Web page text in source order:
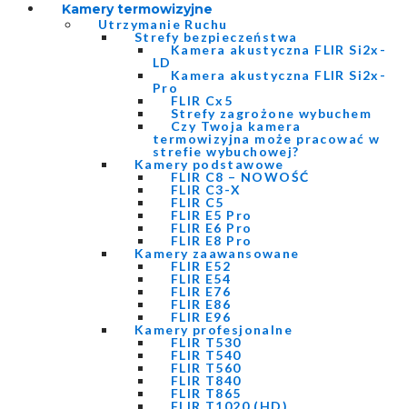
Kamery termowizyjne
Utrzymanie Ruchu
Strefy bezpieczeństwa
Kamera akustyczna FLIR Si2x-
LD
Kamera akustyczna FLIR Si2x-
Pro
FLIR Cx5
Strefy zagrożone wybuchem
Czy Twoja kamera
termowizyjna może pracować w
strefie wybuchowej?
Kamery podstawowe
FLIR C8 – NOWOŚĆ
FLIR C3-X
FLIR C5
FLIR E5 Pro
FLIR E6 Pro
FLIR E8 Pro
Kamery zaawansowane
FLIR E52
FLIR E54
FLIR E76
FLIR E86
FLIR E96
Kamery profesjonalne
FLIR T530
FLIR T540
FLIR T560
FLIR T840
FLIR T865
FLIR T1020 (HD)